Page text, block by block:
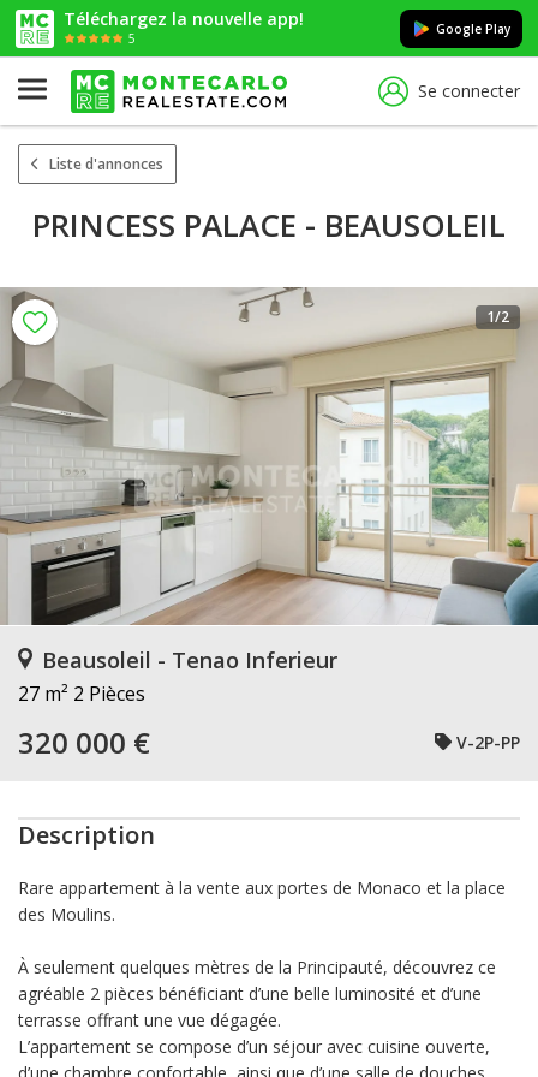
Téléchargez la nouvelle app!
5
Google Play
Se connecter
Liste d'annonces
PRINCESS PALACE - BEAUSOLEIL
1/2
Beausoleil - Tenao Inferieur
27 m² 2 Pièces
320 000 € V-2P-PP
Description
Rare appartement à la vente aux portes de Monaco et la place
des Moulins.
À seulement quelques mètres de la Principauté, découvrez ce
agréable 2 pièces bénéficiant d’une belle luminosité et d’une
terrasse offrant une vue dégagée.
L’appartement se compose d’un séjour avec cuisine ouverte,